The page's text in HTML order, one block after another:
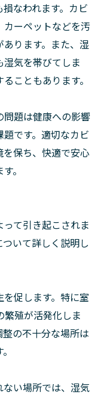
なわれます。カビ
ーペットなどを汚
ります。また、湿
気を帯びてしま
こともあります。
題は健康への影響
です。適切なカビ
保ち、快適で安心
。
て引き起こされま
いて詳しく説明し
促します。特に室
繁殖が活発化しま
の不十分な場所は
い場所では、湿気